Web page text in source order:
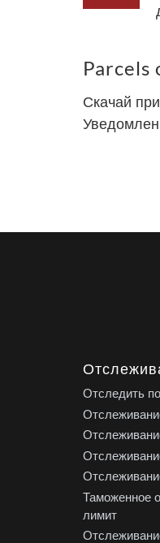
Parcels
Скачай
Отследить
Таможенное
лимит